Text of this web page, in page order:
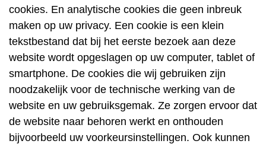
cookies. En analytische cookies die geen inbreuk
maken op uw privacy. Een cookie is een klein
tekstbestand dat bij het eerste bezoek aan deze
website wordt opgeslagen op uw computer, tablet of
smartphone. De cookies die wij gebruiken zijn
noodzakelijk voor de technische werking van de
website en uw gebruiksgemak. Ze zorgen ervoor dat
de website naar behoren werkt en onthouden
bijvoorbeeld uw voorkeursinstellingen. Ook kunnen